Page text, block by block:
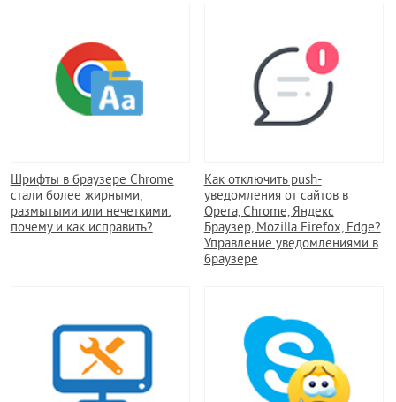
Шрифты в браузере Chrome
стали более жирными,
размытыми или нечеткими:
почему и как исправить?
Как отключить push-
уведомления от сайтов в
Opera, Chrome, Яндекс
Браузер, Mozilla Firefox, Edge?
Управление уведомлениями в
браузере